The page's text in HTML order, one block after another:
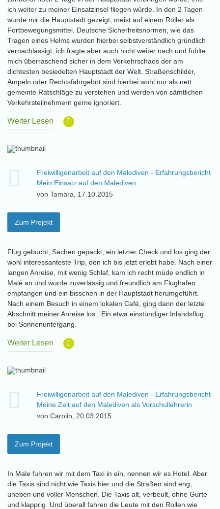
ich weiter zu meiner Einsatzinsel fliegen würde. In den 2 Tagen
wurde mir die Hauptstadt gezeigt, meist auf einem Roller als
Fortbewegungsmittel. Deutsche Sicherheitsnormen, wie das
Tragen eines Helms wurden hierbei selbstverständlich gründlich
vernachlässigt, ich fragte aber auch nicht weiter nach und fühlte
mich überraschend sicher in dem Verkehrschaos der am
dichtesten besiedelten Hauptstadt der Welt. Straßenschilder,
Ampeln oder Rechtsfahrgebot sind hierbei wohl nur als nett
gemeinte Ratschläge zu verstehen und werden von sämtlichen
Verkehrsteilnehmern gerne ignoriert.
Weiter Lesen
Freiwilligenarbeit auf den Malediven - Erfahrungsbericht
Mein Einsatz auf den Malediven
von Tamara, 17.10.2015
Zum Projekt
Flug gebucht, Sachen gepackt, ein letzter Check und los ging der
wohl interessanteste Trip, den ich bis jetzt erlebt habe. Nach einer
langen Anreise, mit wenig Schlaf, kam ich recht müde endlich in
Malé an und wurde zuverlässig und freundlich am Flughafen
empfangen und ein bisschen in der Hauptstadt herumgeführt.
Nach einem Besuch in einem lokalen Café, ging dann der letzte
Abschnitt meiner Anreise los...Ein etwa einstündiger Inlandsflug
bei Sonnenuntergang.
Weiter Lesen
Freiwilligenarbeit auf den Malediven - Erfahrungsbericht
Meine Zeit auf den Malediven als Vorschullehrerin
von Carolin, 20.03.2015
Zum Projekt
In Male fuhren wir mit dem Taxi in ein, nennen wir es Hotel. Aber
die Taxis sind nicht wie Taxis hier und die Straßen sind eng,
uneben und voller Menschen. Die Taxis alt, verbeult, ohne Gurte
und klapprig. Und überall fahren die Leute mit den Rollen wie